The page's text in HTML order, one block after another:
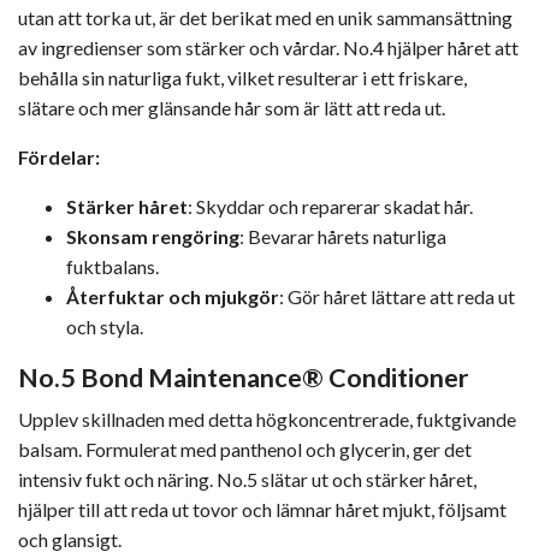
utan att torka ut, är det berikat med en unik sammansättning
av ingredienser som stärker och vårdar. No.4 hjälper håret att
behålla sin naturliga fukt, vilket resulterar i ett friskare,
slätare och mer glänsande hår som är lätt att reda ut.
Fördelar:
Stärker håret: Skyddar och reparerar skadat hår.
Skonsam rengöring: Bevarar hårets naturliga
fuktbalans.
Återfuktar och mjukgör: Gör håret lättare att reda ut
och styla.
No.5 Bond Maintenance® Conditioner
Upplev skillnaden med detta högkoncentrerade, fuktgivande
balsam. Formulerat med panthenol och glycerin, ger det
intensiv fukt och näring. No.5 slätar ut och stärker håret,
hjälper till att reda ut tovor och lämnar håret mjukt, följsamt
och glansigt.